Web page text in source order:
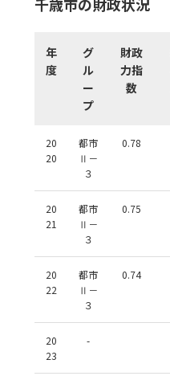
年
度
グ
ル
ー
プ
財政
力指
数
20
20
都市
Ⅱ－
３
0.78
20
21
都市
Ⅱ－
３
0.75
20
22
都市
Ⅱ－
３
0.74
20
23
-